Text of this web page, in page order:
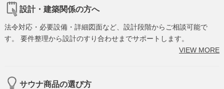
設計・建築関係の方へ
法令対応・必要設備・詳細図面など、設計段階からご相談可能で
す。 要件整理から設計のすり合わせまでサポートします。
VIEW MORE
サウナ商品の選び方